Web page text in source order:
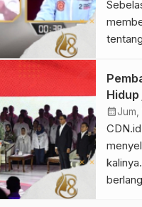
Drajat
calendar_monthJum,